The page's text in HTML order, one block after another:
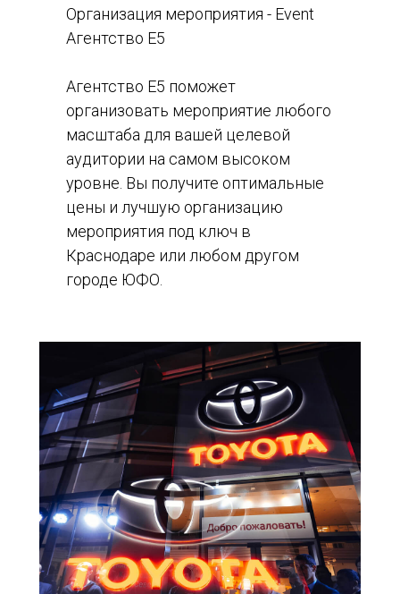
Организация мероприятия - Event
Агентство Е5
Агентство Е5 поможет
организовать мероприятие любого
масштаба для вашей целевой
аудитории на самом высоком
уровне. Вы получите оптимальные
цены и лучшую организацию
мероприятия под ключ в
Краснодаре или любом другом
городе ЮФО.